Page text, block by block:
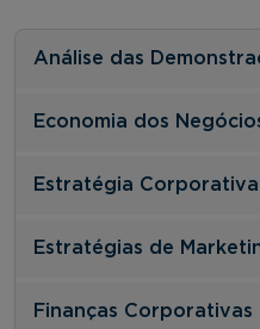
Análise das
Economia dos
Estratégia
Estratégias de
Finanças Corporativas